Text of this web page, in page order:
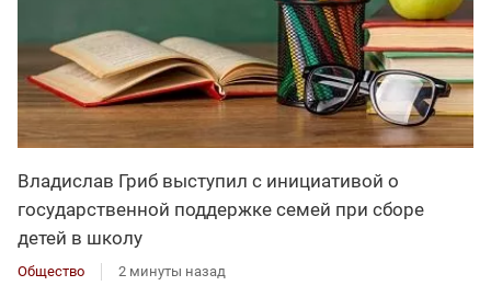
Владислав Гриб выступил с инициативой о
государственной поддержке семей при сборе
детей в школу
Общество 2 минуты назад